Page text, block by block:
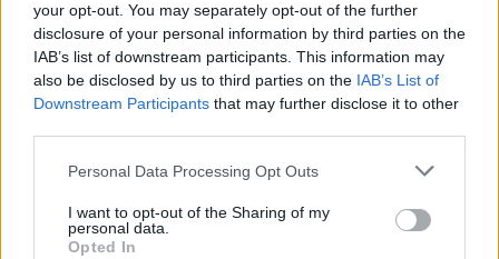
your opt-out. You may separately opt-out of the further
disclosure of your personal information by third parties on the
IAB’s list of downstream participants. This information may
also be disclosed by us to third parties on the IAB’s List of
Downstream Participants that may further disclose it to other
Personal Data Processing Opt Outs
I want to opt-out of the Sharing of my
personal data.
Opted In
Sobre Caja PDF
Cargar un archivo
Caja de instrumento
Preguntas frecuentes
Aviso legal
Términos de Uso del sitio
Mi cuenta
Administrador de archivos